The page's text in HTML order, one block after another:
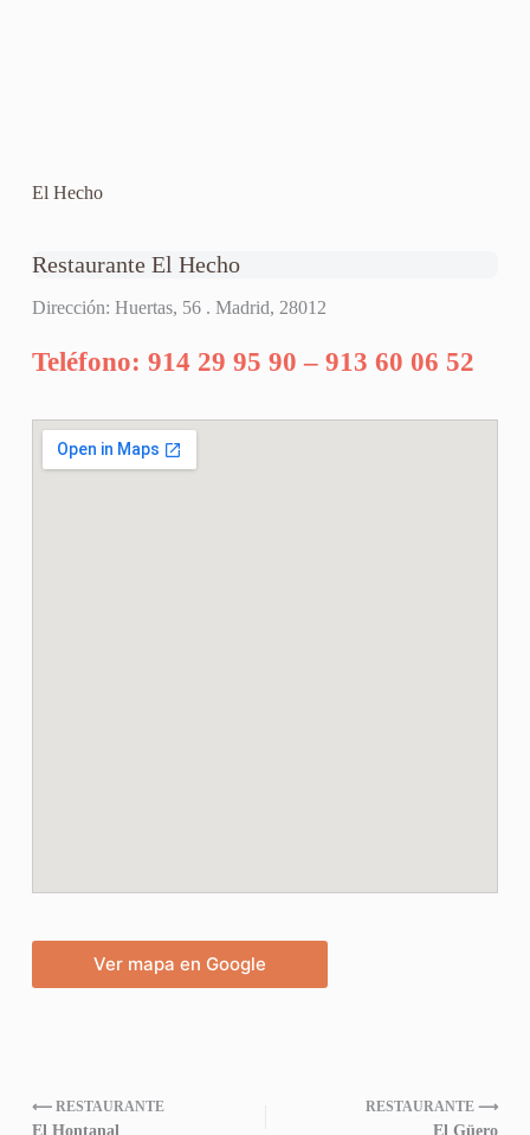
El Hecho
Restaurante El Hecho
Dirección: Huertas, 56 . Madrid, 28012
Teléfono: 914 29 95 90 – 913 60 06 52
Ver mapa en Google
⟵ RESTAURANTE
El Hontanal
RESTAURANTE ⟶
El Güero